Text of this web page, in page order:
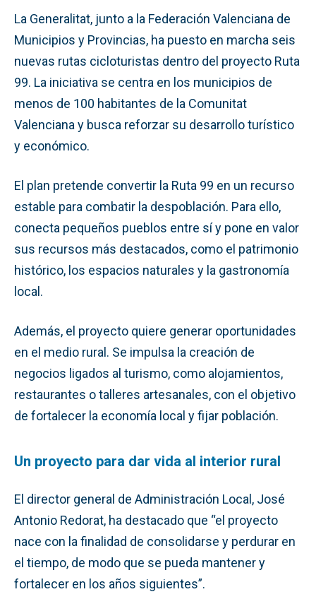
La Generalitat, junto a la Federación Valenciana de
Municipios y Provincias, ha puesto en marcha seis
nuevas rutas cicloturistas dentro del proyecto Ruta
99. La iniciativa se centra en los municipios de
menos de 100 habitantes de la Comunitat
Valenciana y busca reforzar su desarrollo turístico
y económico.
El plan pretende convertir la Ruta 99 en un recurso
estable para combatir la despoblación. Para ello,
conecta pequeños pueblos entre sí y pone en valor
sus recursos más destacados, como el patrimonio
histórico, los espacios naturales y la gastronomía
local.
Además, el proyecto quiere generar oportunidades
en el medio rural. Se impulsa la creación de
negocios ligados al turismo, como alojamientos,
restaurantes o talleres artesanales, con el objetivo
de fortalecer la economía local y fijar población.
Un proyecto para dar vida al interior rural
El director general de Administración Local, José
Antonio Redorat, ha destacado que “el proyecto
nace con la finalidad de consolidarse y perdurar en
el tiempo, de modo que se pueda mantener y
fortalecer en los años siguientes”.